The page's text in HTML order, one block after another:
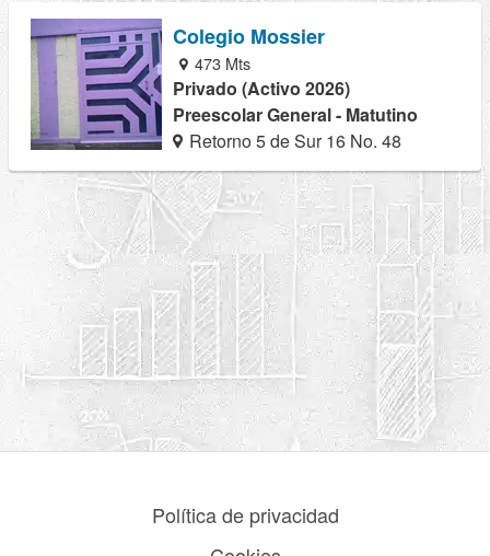
Colegio Mossier
473 Mts
Privado (Activo 2026)
Preescolar General - Matutino
Retorno 5 de Sur 16 No. 48
Política de privacidad